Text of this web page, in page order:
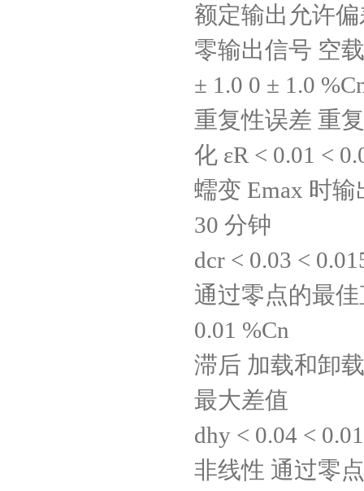
额定输出允许偏
零输出信号 空
± 1.0 0 ± 1.0
重复性误差 重
化 εR < 0.01 <
蠕变 Emax 时
30 分钟
dcr < 0.03 <
通过零点的最佳
0.01 %Cn
滞后 加载和卸
最大差值
dhy < 0.04 <
非线性 通过零